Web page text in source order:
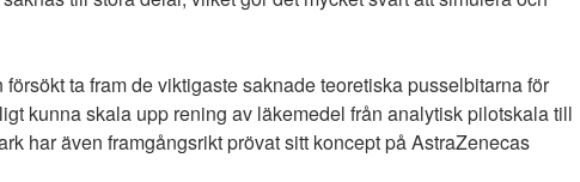
ta fram de viktigaste saknade teoretiska pusselbitarna för
kunna skala upp rening av läkemedel från analytisk pilotskala till
har även framgångsrikt prövat sitt koncept på AstraZenecas